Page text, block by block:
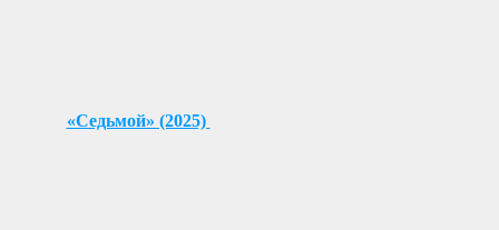
«Седьмой» (2025)